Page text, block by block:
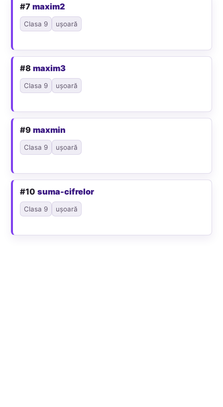
#7maxim2
Clasa 9 ușoară
#8maxim3
Clasa 9 ușoară
#9maxmin
Clasa 9 ușoară
#10suma-cifrelor
Clasa 9 ușoară